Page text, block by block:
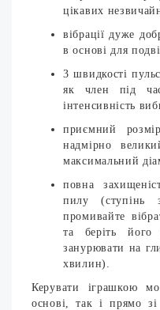
цікавих
вібрації дуже
в основі для
3 швидкості
як член під
інтенсивність
приємний
надмірно
максимальний
повна
пилу (ступінь
промивайте
та беріть
занурювати на
хвилин).
Керувати іграшкою
основі, так і прямо